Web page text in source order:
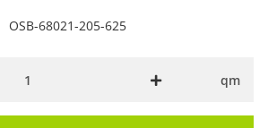
OSB-68021-205-625
qm